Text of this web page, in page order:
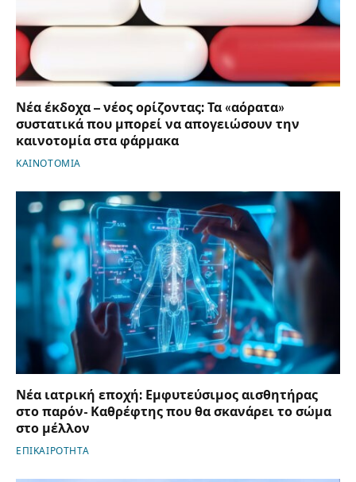
Νέα έκδοχα – νέος ορίζοντας: Τα «αόρατα»
συστατικά που μπορεί να απογειώσουν την
καινοτομία στα φάρμακα
ΚΑΙΝΟΤΟΜΙΑ
Νέα ιατρική εποχή: Εμφυτεύσιμος αισθητήρας
στο παρόν- Καθρέφτης που θα σκανάρει το σώμα
στο μέλλον
ΕΠΙΚΑΙΡΟΤΗΤΑ